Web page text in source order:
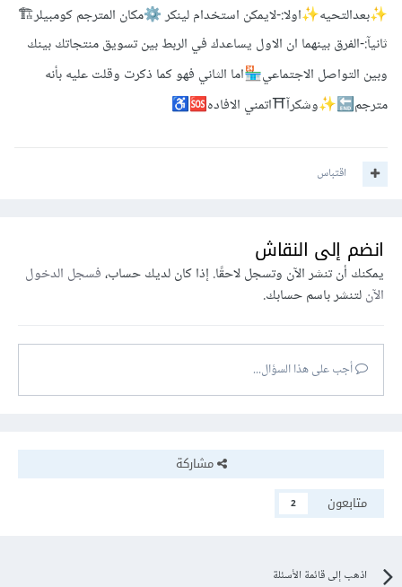
✨بعدالتحيه✨اولا:-لايمكن استخدام لينكر ⚙️مكان المترجم كومبيلر🏗
ثانيآ:-الفرق بينهما ان الاول يساعدك في الربط بين تسويق منتجاتك بينك
وبين التواصل الاجتماعي🏪اما الثاني فهو كما ذكرت وقلت عليه بأنه
مترجم🔚
✨وشكرآ⛩اتمني الافاده🆘
♿
اقتباس
انضم إلى النقاش
يمكنك أن تنشر الآن وتسجل لاحقًا. إذا كان لديك حساب،فسجل الدخول
الآنلتنشر باسم حسابك.
أجب على هذا السؤال...
مشاركة
متابعون
2
اذهب إلى قائمة الأسئلة